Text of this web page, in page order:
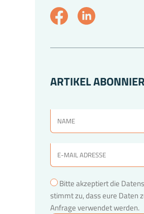
ARTIKEL
Bitte akzeptiert die
stimmt zu, dass eure Daten
Anfrage verwendet werden.